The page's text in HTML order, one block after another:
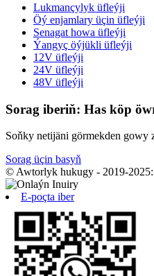
Lukmançylyk üfleýji
Öý enjamlary üçin üfleýji
Senagat howa üfleýji
Ýangyç öýjükli üfleýji
12V üfleýji
24V üfleýji
48V üfleýji
Sorag iberiň: Has köp
Soňky netijäni görmekden gowy
Sorag üçin basyň
© Awtorlyk hukugy - 2019-
E-poçta iber